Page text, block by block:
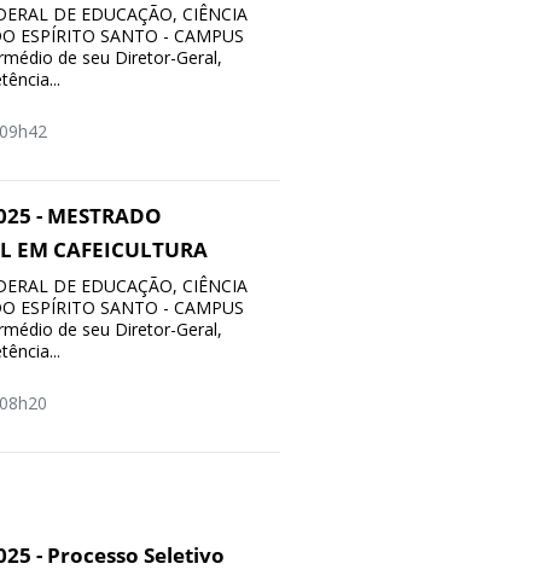
DE EDUCAÇÃO, CIÊNCIA
ESPÍRITO SANTO - CAMPUS
de seu Diretor-Geral,
- MESTRADO
EM CAFEICULTURA
DE EDUCAÇÃO, CIÊNCIA
ESPÍRITO SANTO - CAMPUS
de seu Diretor-Geral,
- Processo Seletivo